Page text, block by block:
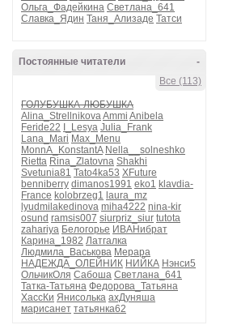
Ольга_Фадейкина Светлана_641
Славка_Ядин Таня_Ализаде Татси
-
Постоянные читатели
Все (113)
ГОЛУБУШКА-ЛЮБУШКА
Alina_StrellnikovaAmmi Anibela
Feride22
I_Lesya Julia_Frank
Lana_Mari Max_Menu
MonnA_KonstantA Nella__solneshko
Rietta Rina_Zlatovna Shakhi
Svetunia81 Tato4ka53 XFuture
benniberry dimanos1991 eko1 klavdia-
France kolobrzeg1 laura_mz
lyudmilakedinova miha4222 nina-kir
osund ramsis007 siurpriz_siur tutota
zahariya Белогорье ИВАНибрат
Карина_1982 Латгалка
Людмила_Васькова Мерара
НАДЕЖДА_ОЛЕЙНИК НИЙКА Нэнси5
ОльчикОля Сабоша Светлана_641
Татка-Татьяна Федорова_Татьяна
ХассКи Янисолька ахДуняша
марисанет татьянка62